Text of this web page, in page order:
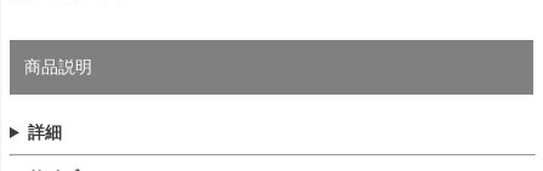
商品説明
詳細